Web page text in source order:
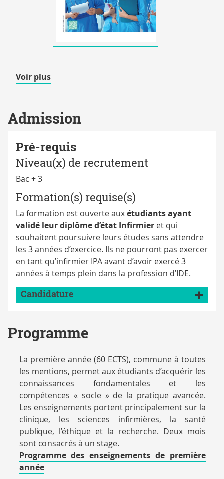
Voir plusde
Admission
Pré-requis
Niveau(x) de recrutement
Bac + 3
Formation(s) requise(s)
La formation est ouverte auxétudiants ayant
validé leur diplôme d’état Infirmier et qui
souhaitent poursuivre leurs études sans attendre
les 3 années d’exercice. Ils ne pourront pas exercer
en tant qu’infirmier IPA avant d’avoir exercé 3
années à temps plein dans la profession d’IDE.
Candidature
Programme
La première année (60 ECTS), commune à toutes
les mentions, permet aux étudiants d’acquérir les
connaissances fondamentales et les
compétences « socle » de la pratique avancée.
Les enseignements portent principalement sur la
clinique, les sciences infirmières, la santé
publique, l’éthique et la recherche. Deux mois
sont consacrés à un stage.
Programme des enseignements de première
année